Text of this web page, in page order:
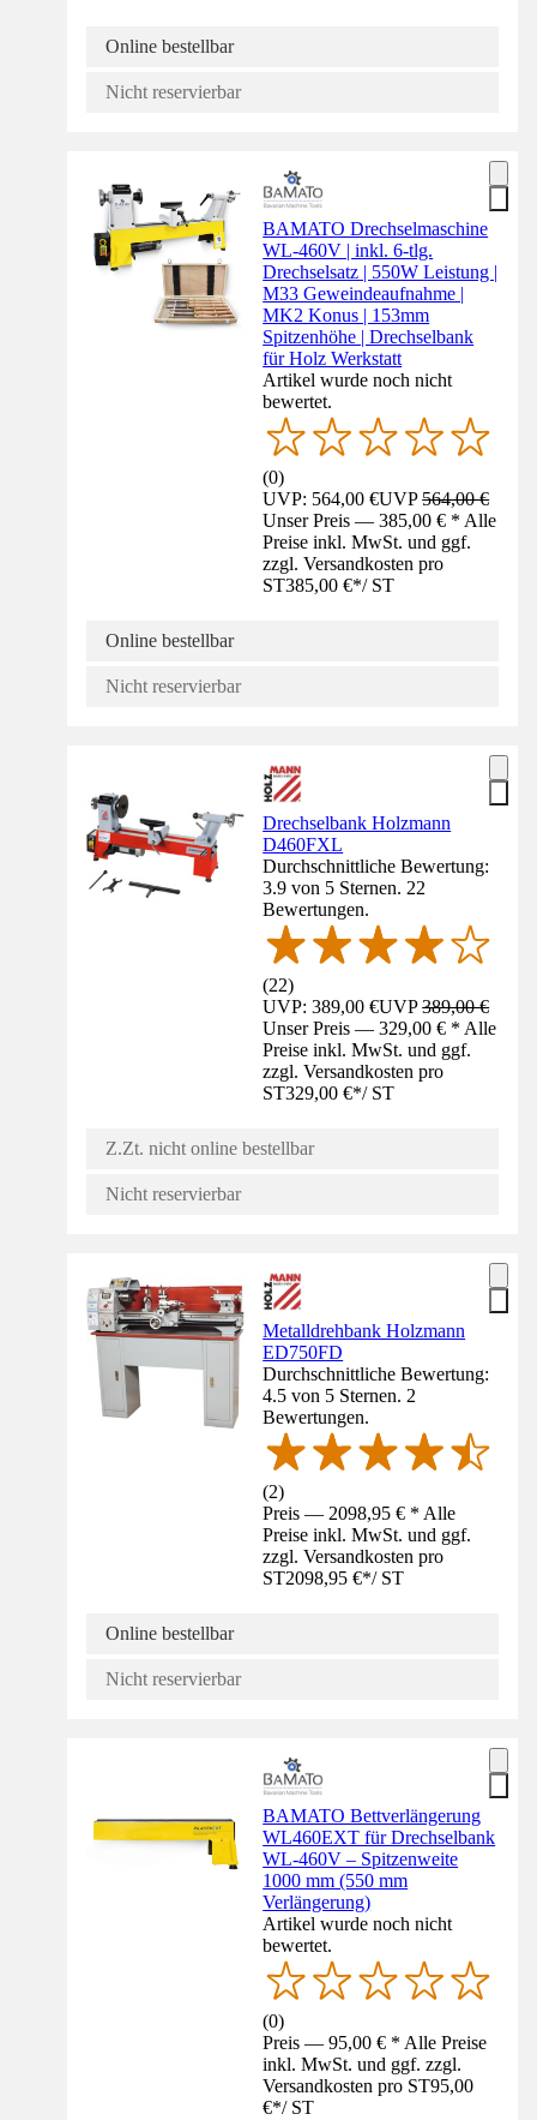
Online bestellbar
Nicht reservierbar
BAMATO Drechselmaschine
WL-460V | inkl. 6-tlg.
Drechselsatz | 550W Leistung |
M33 Geweindeaufnahme |
MK2 Konus | 153mm
Spitzenhöhe | Drechselbank
für Holz Werkstatt
Artikel wurde noch nicht
bewertet.
(0)
UVP: 564,00 €UVP564,00 €
Unser Preis — 385,00 € * Alle
Preise inkl. MwSt. und ggf.
zzgl. Versandkosten pro
ST385,00 €*/ ST
Online bestellbar
Nicht reservierbar
Drechselbank Holzmann
D460FXL
Durchschnittliche Bewertung:
3.9 von 5 Sternen. 22
Bewertungen.
(22)
UVP: 389,00 €UVP389,00 €
Unser Preis — 329,00 € * Alle
Preise inkl. MwSt. und ggf.
zzgl. Versandkosten pro
ST329,00 €*/ ST
Z.Zt. nicht online bestellbar
Nicht reservierbar
Metalldrehbank Holzmann
ED750FD
Durchschnittliche Bewertung:
4.5 von 5 Sternen. 2
Bewertungen.
(2)
Preis — 2098,95 € * Alle
Preise inkl. MwSt. und ggf.
zzgl. Versandkosten pro
ST2098,95 €*/ ST
Online bestellbar
Nicht reservierbar
BAMATO Bettverlängerung
WL460EXT für Drechselbank
WL-460V – Spitzenweite
1000 mm (550 mm
Verlängerung)
Artikel wurde noch nicht
bewertet.
(0)
Preis — 95,00 € * Alle Preise
inkl. MwSt. und ggf. zzgl.
Versandkosten pro ST95,00
€*/ ST